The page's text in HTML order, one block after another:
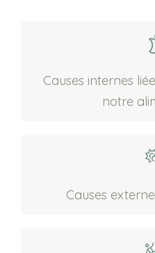
Causes internes
notre
Causes